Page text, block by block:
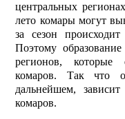
центральных
лето комары могут
за сезон
Поэтому
регионов, которые
комаров. Так что
дальнейшем,
комаров.